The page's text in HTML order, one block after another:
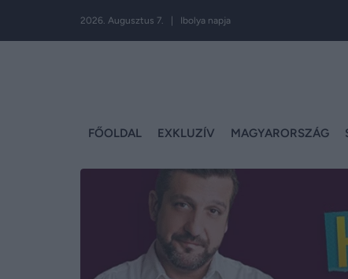
2026. Augusztus 7. | Ibolya napja
FŐOLDAL EXKLUZÍV MAGYARORSZÁG